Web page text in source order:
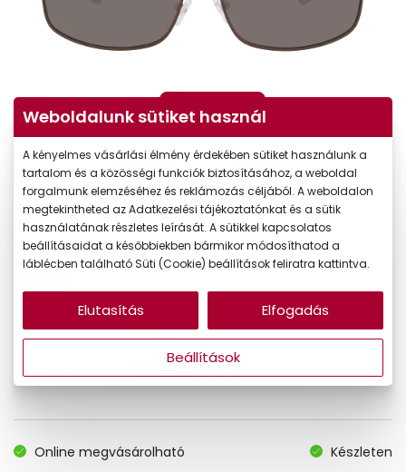
Virtuális próba
Korábbi ár: 19.790 Ft
12.864 Ft
Online megvásárolható Készleten
Weboldalunk sütiket használ
A kényelmes vásárlási élmény érdekében sütiket használunk a
tartalom és a közösségi funkciók biztosításához, a weboldal
forgalmunk elemzéséhez és reklámozás céljából. A weboldalon
megtekintheted az Adatkezelési tájékoztatónkat és a sütik
használatának részletes leírását. A sütikkel kapcsolatos
beállításaidat a későbbiekben bármikor módosíthatod a
láblécben található Süti (Cookie) beállítások feliratra kattintva.
Beállítások
Elutasítás Elfogadás